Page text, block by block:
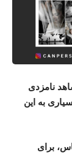
نامزدی
به این
برای